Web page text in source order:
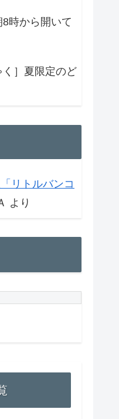
時から開いて
］夏限定のど
リトルバンコ
より